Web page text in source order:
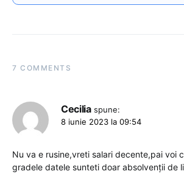
7 COMMENTS
Cecilia spune:
8 iunie 2023 la 09:54
Nu va e rusine,vreti salari decente,pai voi
gradele datele sunteti doar absolvenții de